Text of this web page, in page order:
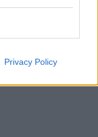
Privacy Policy